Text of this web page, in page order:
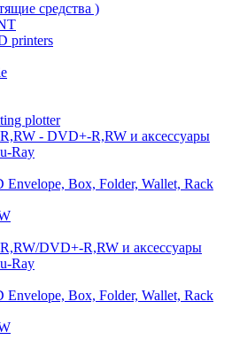
средства )
printers
plotter
- DVD+-R,RW и аксессуары
Ray
Box, Folder, Wallet, Rack
DVD+-R,RW и аксессуары
Ray
Box, Folder, Wallet, Rack